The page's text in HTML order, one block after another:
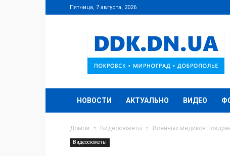
Пятница, 7 августа, 2026
DDK.DN.UA
НОВОСТИ АКТУАЛЬНО ВИДЕО
Домой Видеосюжеты Военных медиков
Видеосюжеты